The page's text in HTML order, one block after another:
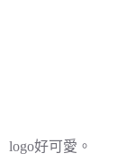
logo好可愛。